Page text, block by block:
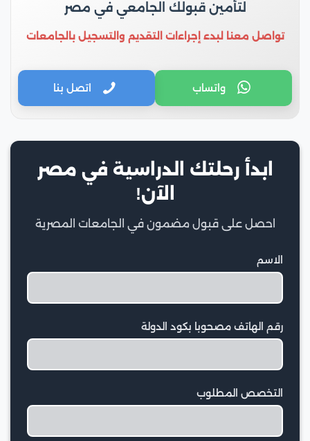
لتأمين قبولك الجامعي في مصر
تواصل معنا لبدء إجراءات التقديم والتسجيل بالجامعات
واتساب اتصل بنا
ابدأ رحلتك الدراسية في مصر
الآن!
احصل على قبول مضمون في الجامعات المصرية
الاسم
رقم الهاتف مصحوبا بكود الدولة
التخصص المطلوب